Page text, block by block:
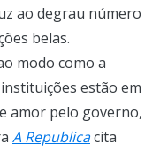
ao degrau número
belas.
modo como a
estão em
amor pelo governo,
A Republicacita